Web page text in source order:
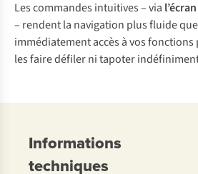
Les commandes intuitives – via
– rendent la navigation plus fluide
immédiatement accès à vos
les faire défiler ni tapoter
Informations
techniques